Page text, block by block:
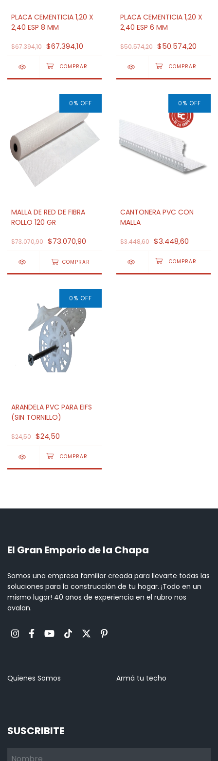
PLACA CEMENTICIA 1,20 X
2,40 ESP 8 MM
$67.394,10 $67.394,10
PLACA CEMENTICIA 1,20 X
2,40 ESP 6 MM
$50.574,20 $50.574,20
0% OFF
MALLA DE RED DE FIBRA
ROLLO 120 GR
$73.070,90 $73.070,90
COMPRAR
0% OFF
CANTONERA PVC CON
MALLA
$3.448,60 $3.448,60
0% OFF
ARANDELA PVC PARA EIFS
(SIN TORNILLO)
$24,50 $24,50
El Gran Emporio de la Chapa
Somos una empresa familiar creada para llevarte todas las
soluciones para la construcción de tu hogar. ¡Todo en un
mismo lugar! 40 años de experiencia en el rubro nos
avalan.
Quienes Somos Armá tu techo
SUSCRIBITE